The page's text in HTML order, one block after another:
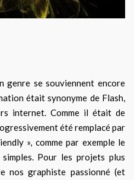
genre se souviennent encore
était synonyme de Flash,
internet. Comme il était de
été remplacé par
», comme par exemple le
simples. Pour les projets plus
nos graphiste passionné (et